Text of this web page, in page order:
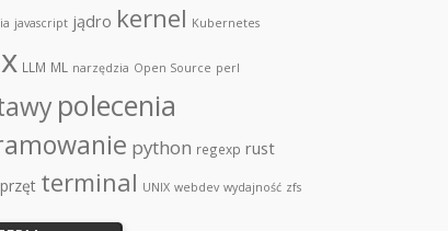
javascript jądro kernel Kubernetes
LLM ML narzędzia Open Source perl
polecenia
python regexp rust
terminal UNIX webdev wydajność zfs